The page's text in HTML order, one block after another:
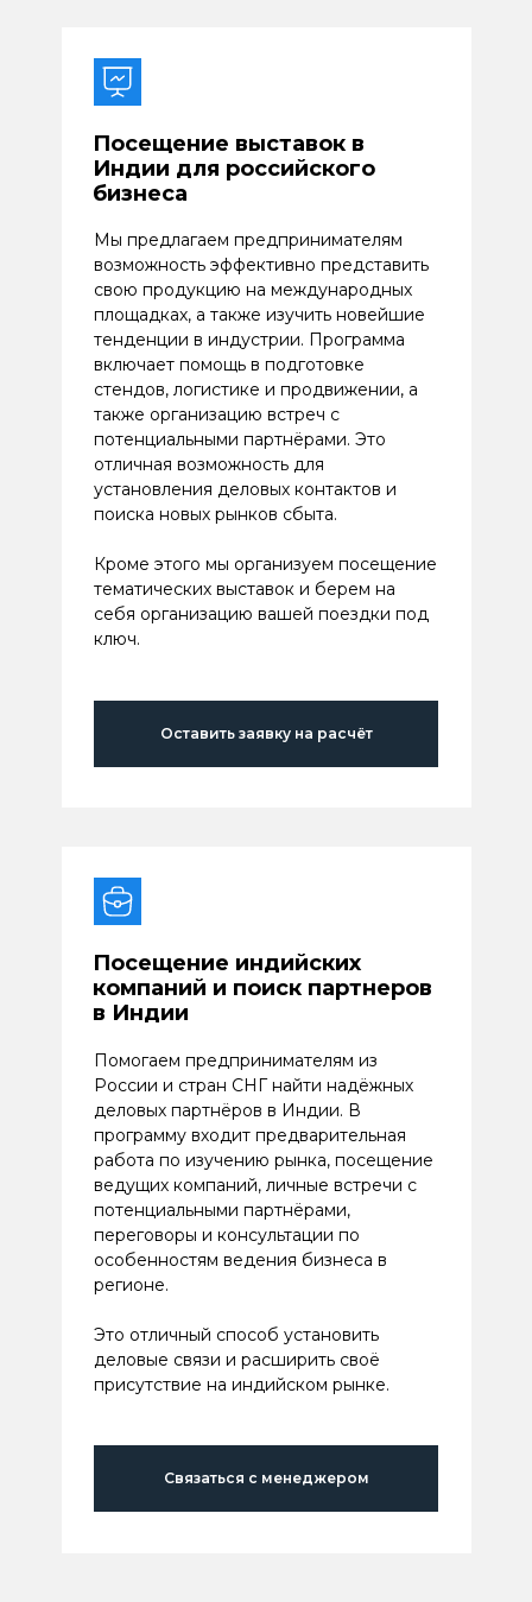
Посещение выставок в
Индии для российского
бизнеса
Мы предлагаем предпринимателям
возможность эффективно представить
свою продукцию на международных
площадках, а также изучить новейшие
тенденции в индустрии. Программа
включает помощь в подготовке
стендов, логистике и продвижении, а
также организацию встреч с
потенциальными партнёрами. Это
отличная возможность для
установления деловых контактов и
поиска новых рынков сбыта.
Кроме этого мы организуем посещение
тематических выставок и берем на
себя организацию вашей поездки под
ключ.
Оставить заявку на расчёт
Посещение индийских
компаний и поиск партнеров
в Индии
Помогаем предпринимателям из
России и стран СНГ найти надёжных
деловых партнёров в Индии. В
программу входит предварительная
работа по изучению рынка, посещение
ведущих компаний, личные встречи с
потенциальными партнёрами,
переговоры и консультации по
особенностям ведения бизнеса в
регионе.
Это отличный способ установить
деловые связи и расширить своё
присутствие на индийском рынке.
Связаться с менеджером